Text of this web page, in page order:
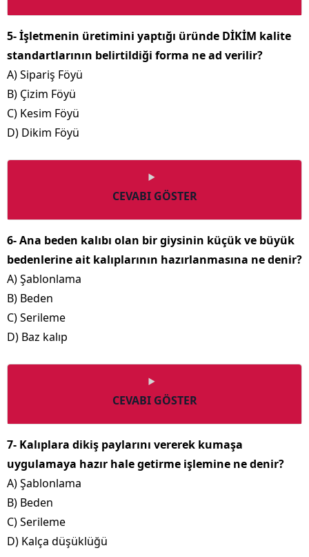
5- İşletmenin üretimini yaptığı üründe DİKİM kalite
standartlarının belirtildiği forma ne ad verilir?
A) Sipariş Föyü
B) Çizim Föyü
C) Kesim Föyü
D) Dikim Föyü
CEVABI GÖSTER
6- Ana beden kalıbı olan bir giysinin küçük ve büyük
bedenlerine ait kalıplarının hazırlanmasına ne denir?
A) Şablonlama
B) Beden
C) Serileme
D) Baz kalıp
CEVABI GÖSTER
7- Kalıplara dikiş paylarını vererek kumaşa
uygulamaya hazır hale getirme işlemine ne denir?
A) Şablonlama
B) Beden
C) Serileme
D) Kalça düşüklüğü